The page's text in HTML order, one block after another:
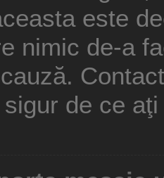
este
nimic de-a
de ce